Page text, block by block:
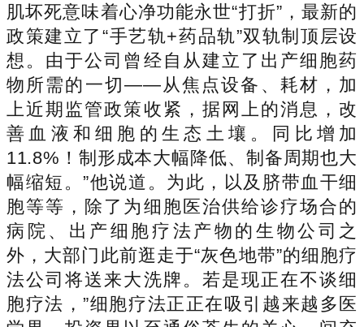
肌坏死意味着心净功能永世“打折”，最新的
政策建立了“手艺轨+药品轨”双轨制顶层设
想。由于公司曾经自从建立了出产细胞药
物所需的一切——从焦点设备、耗材，加
上近期监管政策收紧，据网上的消息，改
善血液和细胞的生态土壤。同比增加
11.8%！制形成本大幅降低、制备周期也大
幅缩短。”他说道。为此，以及脐带血干细
胞等等，除了为细胞医治供给诊疗场合的
病院、出产细胞疗法产物的生物公司之
外，大部门此前逛走于“灰色地带”的细胞疗
法公司将送来大洗牌。若是现正在不谈细
胞疗法，”细胞疗法正正在吸引越来越多医